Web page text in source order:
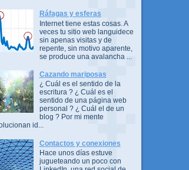
Ráfagas y esferas
Internet tiene estas cosas. A
veces tu sitio web languidece
sin apenas visitas y de
repente, sin motivo aparente,
se produce una avalancha ...
Cazando mariposas
¿ Cuál es el sentido de la
escritura ? ¿ Cuál es el
sentido de una página web
personal ? ¿ Cuál el de un
blog ? Por mi mente
id...
Contactos y conexiones
Hace unos días estuve
jugueteando un poco con